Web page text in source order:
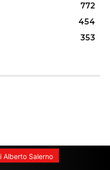
772
454
353
Alberto Salerno